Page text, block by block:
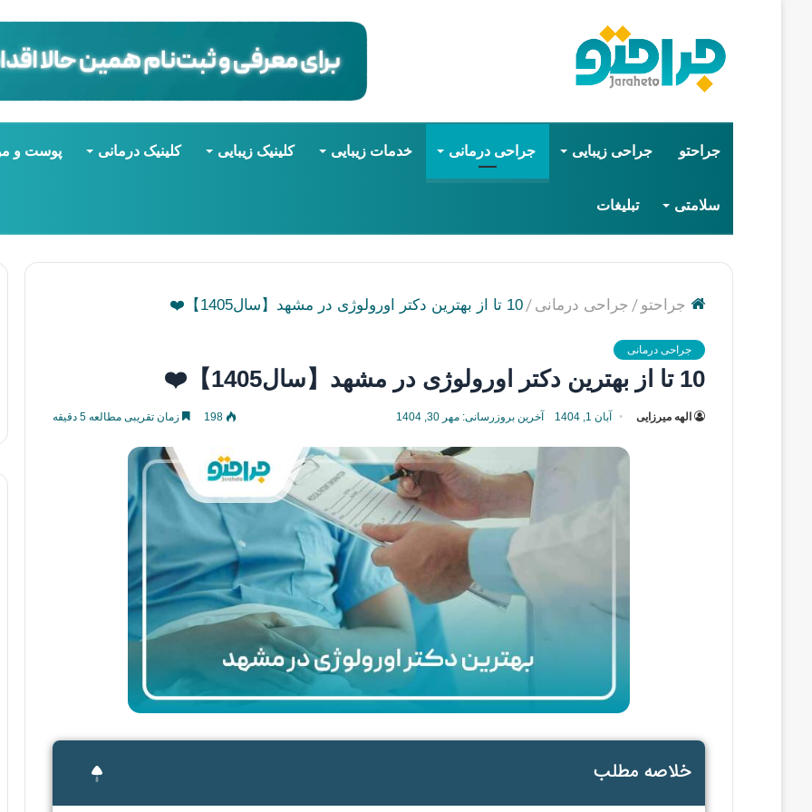
جراحتو جراحی زیبایی جراحی درمانی خدمات زیبایی کلینیک زیبایی کلینیک درمانی پوست و
سلامتی تبلیغات
جراحتو / جراحی درمانی /10 تا از بهترین دکتر اورولوژی در مشهد【سال1405】❤️
جراحی درمانی
10 تا از بهترین دکتر اورولوژی در مشهد【سال1405】❤️
الهه میرزایی آبان 1, 1404 آخرین بروزرسانی: مهر 30, 1404 198 زمان تقریبی مطالعه 5 دقیقه
خلاصه مطلب